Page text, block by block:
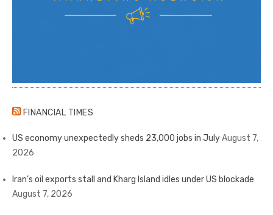
FINANCIAL TIMES
US economy unexpectedly sheds 23,000 jobs in JulyAugust 7,
2026
Iran’s oil exports stall and Kharg Island idles under US blockade
August 7, 2026